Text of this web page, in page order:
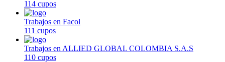
114 cupos
Trabajos en Facol
111 cupos
Trabajos en ALLIED GLOBAL COLOMBIA S.A.S
110 cupos